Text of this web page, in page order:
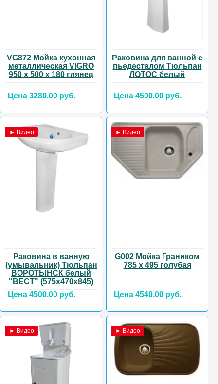
VG872 Мойка кухонная
металлическая VIGRO
950 х 500 х 180 глянец
Цена 3280.00 руб.
Раковина для ванной с
пьедесталом Тюльпан
ЛОТОС белый
Цена 4500.00 руб.
► Видео
Раковина в ванную
(умывальник) Тюльпан
ВОРОТЫНСК белый
"ВЕСТ" (575х470х845)
Цена 4500.00 руб.
► Видео
G002 Мойка Граником
785 х 495 голубая
Цена 4540.00 руб.
► Видео ► Видео